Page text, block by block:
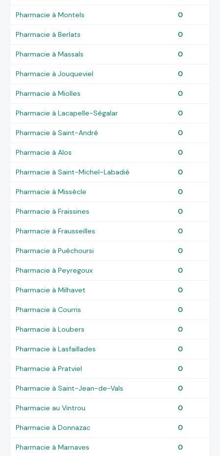
Pharmacie à Montels 0
Pharmacie à Berlats 0
Pharmacie à Massals 0
Pharmacie à Jouqueviel 0
Pharmacie à Miolles 0
Pharmacie à Lacapelle-Ségalar 0
Pharmacie à Saint-André 0
Pharmacie à Alos 0
Pharmacie à Saint-Michel-Labadié 0
Pharmacie à Missècle 0
Pharmacie à Fraissines 0
Pharmacie à Frausseilles 0
Pharmacie à Puéchoursi 0
Pharmacie à Peyregoux 0
Pharmacie à Milhavet 0
Pharmacie à Courris 0
Pharmacie à Loubers 0
Pharmacie à Lasfaillades 0
Pharmacie à Pratviel 0
Pharmacie à Saint-Jean-de-Vals 0
Pharmacie au Vintrou 0
Pharmacie à Donnazac 0
Pharmacie à Marnaves 0